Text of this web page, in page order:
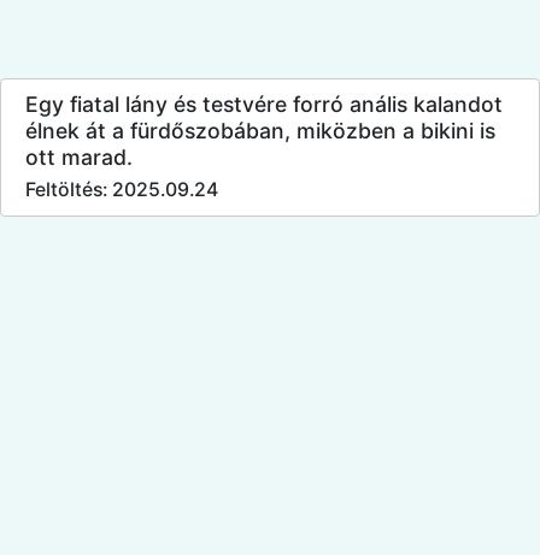
Egy fiatal lány és testvére forró anális kalandot
élnek át a fürdőszobában, miközben a bikini is
ott marad.
Feltöltés: 2025.09.24